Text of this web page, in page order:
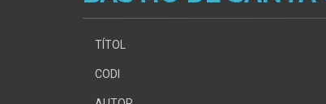
TÍTOL
CODI